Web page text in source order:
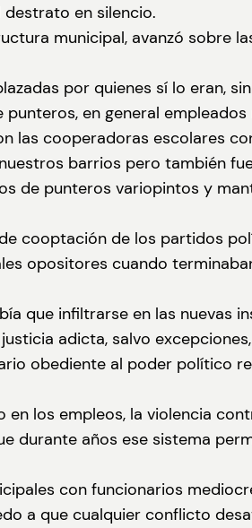
en silencio.
municipal, avanzó sobre
por quienes sí lo eran,
en general
las cooperadoras escolares
barrios pero también
de punteros variopintos y
cooptación de los partidos
opositores cuando
que infiltrarse en las nuevas
adicta, salvo
obediente al poder político
los empleos, la violencia
durante años ese sistema
con funcionarios
a que cualquier conflicto